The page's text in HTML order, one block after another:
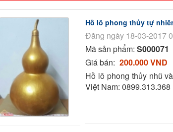
Hồ lô phong thủy tự
Đăng ngày 18-03-2017
Mã sản phẩm:S000071
Giá bán: 200.000 VND
Hồ lô phong thủy nhũ
Việt Nam: 0899.313.368